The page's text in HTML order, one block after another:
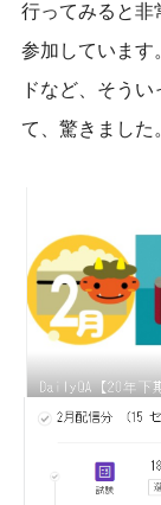
行ってみると非
参加しています
ドなど、そう
て、驚きました